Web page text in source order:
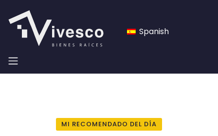
Spanish
MI RECOMENDADO DEL DÍA